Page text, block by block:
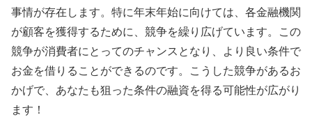
事情が存在します。特に年末年始に向けては、各金融機関
が顧客を獲得するために、競争を繰り広げています。この
競争が消費者にとってのチャンスとなり、より良い条件で
お金を借りることができるのです。こうした競争があるお
かげで、あなたも狙った条件の融資を得る可能性が広がり
ます！